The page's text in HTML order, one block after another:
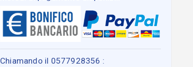
Chiamando il 0577928356 :